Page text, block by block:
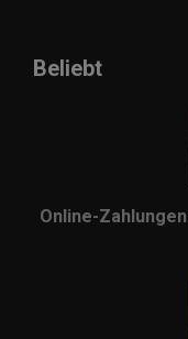
Beliebt
Online-